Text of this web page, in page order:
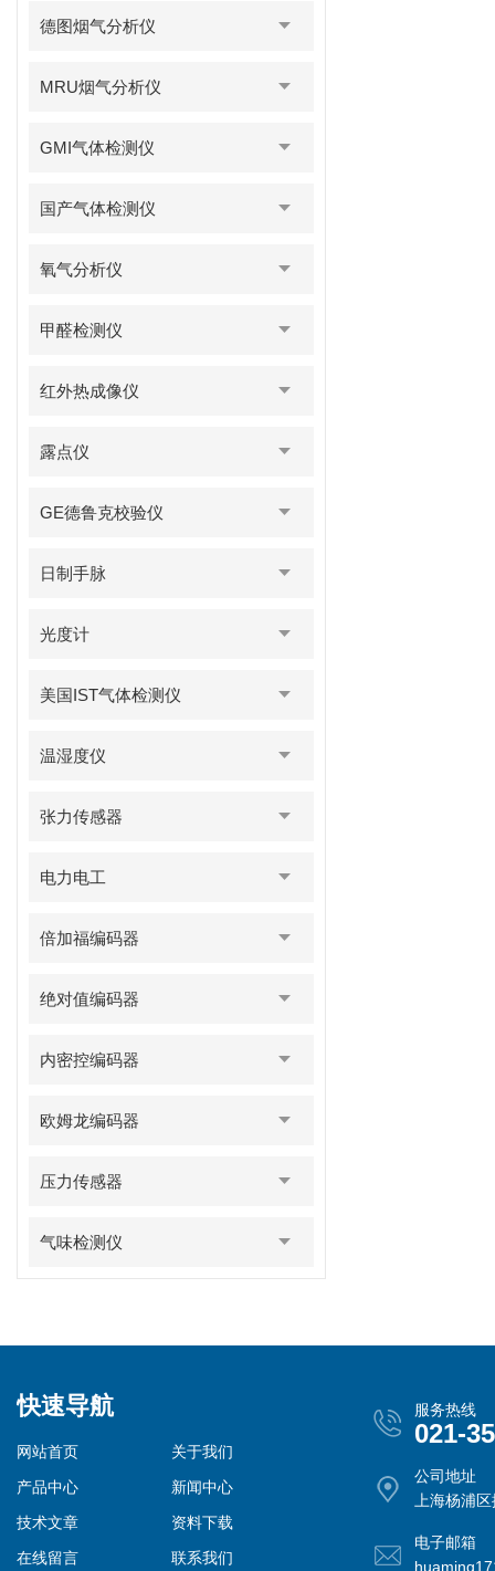
德图烟气分析仪
MRU烟气分析仪
GMI气体检测仪
国产气体检测仪
氧气分析仪
甲醛检测仪
红外热成像仪
露点仪
GE德鲁克校验仪
日制手脉
光度计
美国IST气体检测仪
温湿度仪
张力传感器
电力电工
倍加福编码器
绝对值编码器
内密控编码器
欧姆龙编码器
压力传感器
气味检测仪
快速导航
网站首页
关于我们
产品中心
新闻中心
技术文章
资料下载
在线留言
联系我们
服务热线
021-
公司地址
上海杨浦
电子邮箱